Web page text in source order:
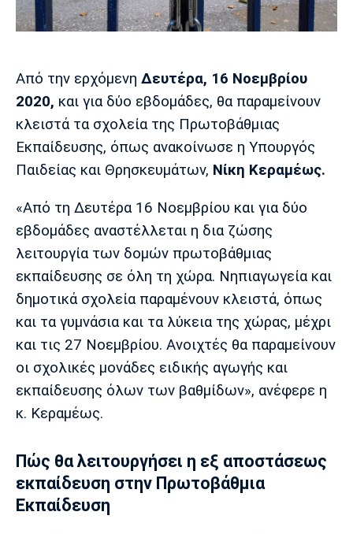
Cine Spot
Running
Παρασκήνιο
Μπαρτσελόνα
Ρεάλ
Ατλέτικο
Γιουνάιτεντ
Λίβερπουλ
Μάντσεστερ
Σίτι
Γιουβέντους
Από την ερχόμενη Δευτέρα, 16 Νοεμβρίου
2020, και για δύο εβδομάδες, θα παραμείνουν
κλειστά τα σχολεία της Πρωτοβάθμιας
Εκπαίδευσης, όπως ανακοίνωσε η Υπουργός
Παιδείας και Θρησκευμάτων, Νίκη Κεραμέως.
«Από τη Δευτέρα 16 Νοεμβρίου και για δύο
εβδομάδες αναστέλλεται η δια ζώσης
λειτουργία των δομών πρωτοβάθμιας
εκπαίδευσης σε όλη τη χώρα. Νηπιαγωγεία και
δημοτικά σχολεία παραμένουν κλειστά, όπως
και τα γυμνάσια και τα λύκεια της χώρας, μέχρι
και τις 27 Νοεμβρίου. Ανοιχτές θα παραμείνουν
οι σχολικές μονάδες ειδικής αγωγής και
εκπαίδευσης όλων των βαθμίδων», ανέφερε η
κ. Κεραμέως.
Πώς θα λειτουργήσει η εξ αποστάσεως
εκπαίδευση στην Πρωτοβάθμια
Εκπαίδευση